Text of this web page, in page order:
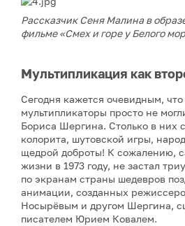
Рассказчик Сеня Малина в
фильме «Смех и горе у Белого
Мультипликация как
Сегодня кажется очевидным,
мультипликаторы просто не
Бориса Шергина. Столько в них
колорита, шутовской игры,
щедрой доброты! К сожалению,
жизни в 1973 году, не застал
по экранам страны шедевров
анимации, созданных
Носырёвым и другом Шергина,
писателем Юрием Ковалем.